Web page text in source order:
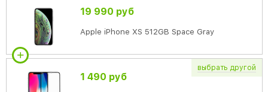
19 990 руб
Apple iPhone XS 512GB Space Gray
выбрать другой
1 490 руб